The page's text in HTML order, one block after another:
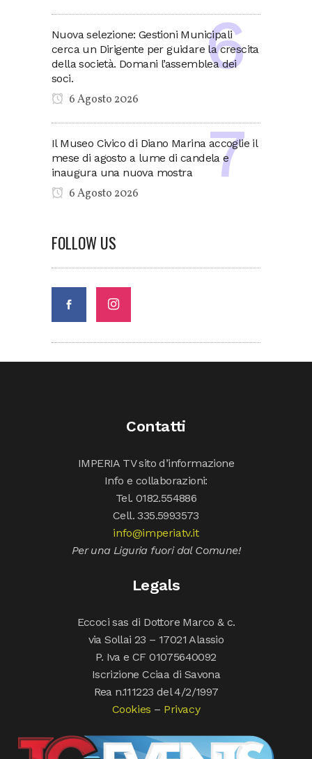
Nuova selezione: Gestioni Municipali
cerca un Dirigente per guidare la crescita
della società. Domani l’assemblea dei
soci.
6 Agosto 2026
Il Museo Civico di Diano Marina accoglie il
mese di agosto a lume di candela e
inaugura una nuova mostra
6 Agosto 2026
FOLLOW US
Contatti
IMPERIA TV sito d’informazione
Info e collaborazioni:
Tel. 0182.554886
Cell. 335.5993573
info@imperiatv.it
Per una Liguria fuori dal Comune!
Legals
Eccoci sas di Dottore Marco & c.
via Sollai 23 – 17021 Alassio
P. Iva e CF 01075640092
Iscrizione Cciaa di Savona
Rea n.111223 del 4/2/1997
Cookies – Privacy